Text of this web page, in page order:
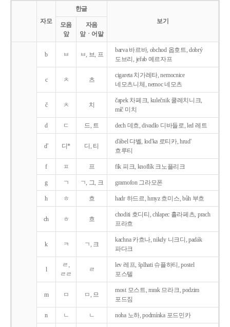
자모
한글
보기
모음
앞
자음
앞ㆍ어말
b ㅂ ㅂ, 브, 프
barva 바르바, obchod 옵호트, dobrý
도브리, jeřab 예르자프
c ㅊ 츠
cigareta 치가레타, nemocnice
네모츠니체, nemoc 네모츠
č ㅊ 치
čapek 차페크, kulečnik 쿨레치니크,
míč 미치
d ㄷ 드, 트 dech 데흐, divadlo 디바들로, led 레트
d' 디* 디, 티
d'ábel 댜벨, lod'ka 로티카, hrud'
흐루티
f ㅍ 프 fík 피크, knoflík 크노플리크
g ㄱ ㄱ, 그, 크 gramofon 그라모폰
h ㅎ 흐 hadr 하드르, hmyz 흐미스, bůh 부흐
ch ㅎ 흐
choditi 호디티, chlapec 흘라페츠, prach
프라흐
k ㅋ ㄱ, 크
kachna 카흐나, nikdy 니크디, padák
파다크
l
ㄹ,
ㄹㄹ
ㄹ
lev 레프, šplhati 슈플하티, postel
포스텔
m ㅁ ㅁ, 므
most 모스트, mrak 므라크, podzim
포드짐
n ㄴ ㄴ noha 노하, podmínka 포드민카